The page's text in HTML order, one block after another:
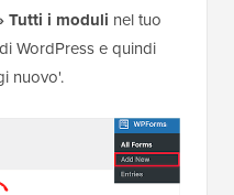
Tutti i moduli nel tuo
WordPress e quindi
nuovo'.